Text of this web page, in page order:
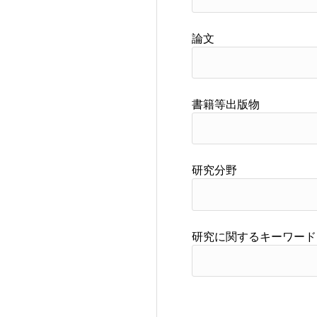
論文
書籍等出版物
研究分野
研究に関するキーワード